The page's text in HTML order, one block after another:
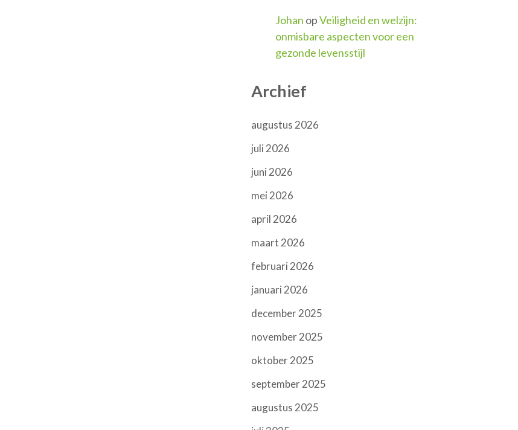
Johan opVeiligheid en welzijn:
onmisbare aspecten voor een
gezonde levensstijl
Archief
augustus 2026
juli 2026
juni 2026
mei 2026
april 2026
maart 2026
februari 2026
januari 2026
december 2025
november 2025
oktober 2025
september 2025
augustus 2025